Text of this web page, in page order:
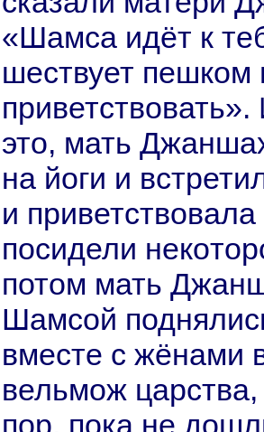
«Шамca идёт к
шествует пешкoм
это, мать
нa йоги и
и
посидели
потом мать
Шамсой
вместе с жёнaми
вельмож
пор, пока не